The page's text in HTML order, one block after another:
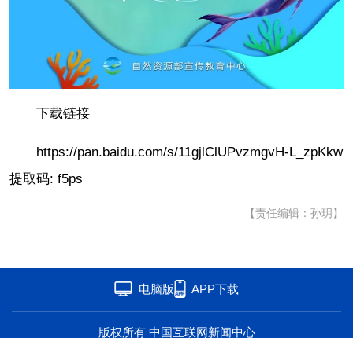
下载链接
https://pan.baidu.com/s/11gjlClUPvzmgvH-L_zpKkw
提取码: f5ps
【责任编辑：孙玥】
电脑版 APP下载
版权所有 中国互联网新闻中心